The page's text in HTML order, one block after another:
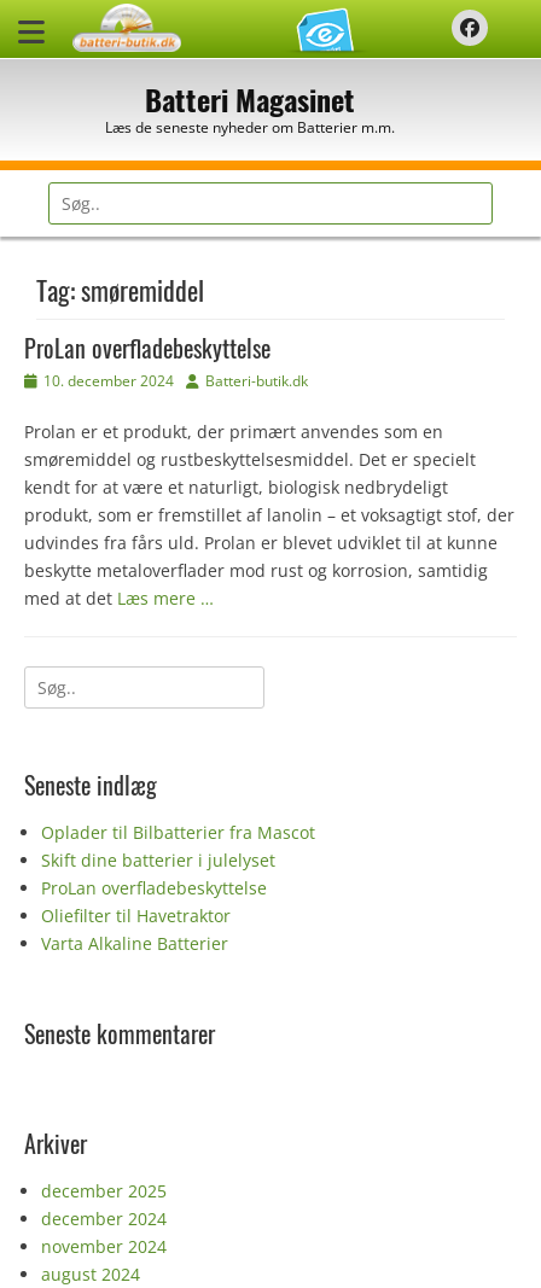
Batteri Magasinet
Læs de seneste nyheder om Batterier m.m.
Søg
efter:
Tag:smøremiddel
ProLan overfladebeskyttelse
Udgivet
10. december 2024 Forfatter
Batteri-butik.dk
Prolan er et produkt, der primært anvendes som en
smøremiddel og rustbeskyttelsesmiddel. Det er specielt
kendt for at være et naturligt, biologisk nedbrydeligt
produkt, som er fremstillet af lanolin – et voksagtigt stof, der
udvindes fra fårs uld. Prolan er blevet udviklet til at kunne
beskytte metaloverflader mod rust og korrosion, samtidig
med at det Læs mere …
Søg
efter:
Seneste indlæg
Oplader til Bilbatterier fra Mascot
Skift dine batterier i julelyset
ProLan overfladebeskyttelse
Oliefilter til Havetraktor
Varta Alkaline Batterier
Seneste kommentarer
Arkiver
december 2025
december 2024
november 2024
august 2024